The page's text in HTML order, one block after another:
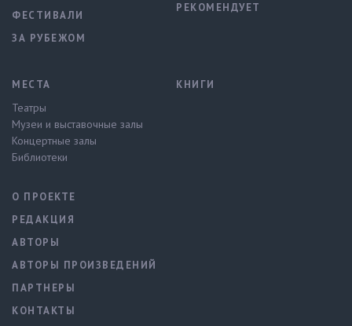
ФЕСТИВАЛИ
ЗА РУБЕЖОМ
РЕКОМЕНДУЕТ
МЕСТА
Театры
Музеи и выставочные залы
Концертные залы
Библиотеки
КНИГИ
О ПРОЕКТЕ
РЕДАКЦИЯ
АВТОРЫ
АВТОРЫ ПРОИЗВЕДЕНИЙ
ПАРТНЕРЫ
КОНТАКТЫ